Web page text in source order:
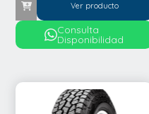
Ver producto
Consulta
Disponibilidad